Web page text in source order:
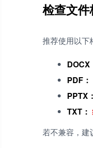
检查文
推荐使用以下
DOCX
PDF：
PPTX：
TXT：
若不兼容，建